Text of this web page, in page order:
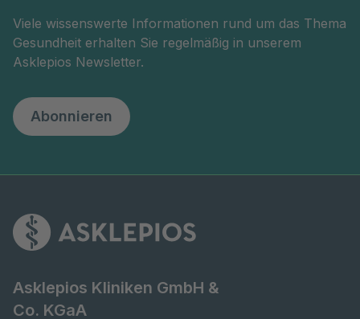
Viele wissenswerte Informationen rund um das Thema
Gesundheit erhalten Sie regelmäßig in unserem
Asklepios Newsletter.
Abonnieren
Asklepios Kliniken GmbH &
Co. KGaA